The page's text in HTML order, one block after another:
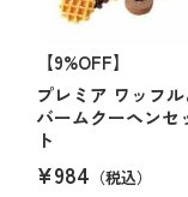
【9%OFF】
プレミア ワッフル
バームクーヘンセ
ト
¥984 （税込）